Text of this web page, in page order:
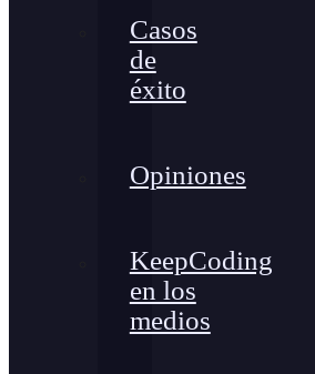
Casos
de
éxito
Opiniones
KeepCoding
en los
medios